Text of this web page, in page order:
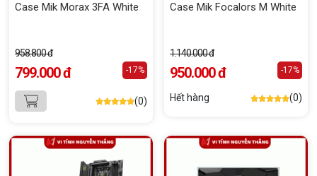
Case Mik Morax 3FA White
958.800 đ
799.000 đ -17%
(0)
Case Mik Focalors M White
1.140.000 đ
950.000 đ -17%
Hết hàng (0)